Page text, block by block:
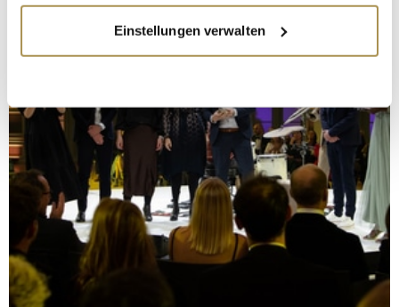
Informationen über Ihre geografische Lage
erfassen, welche bis auf einige Meter genau sein
bestimmten Merkmalen (Fingerprinting) identifizieren
Erfahren Sie mehr darüber, wie Ihre persönlichen Daten
verarbeitet werden, und legen Sie Ihre Präferenzen im
Abschnitt Einzelheitenfest.
Wir verwenden Cookies, um Inhalte und Anzeigen zu
personalisieren, Funktionen für soziale Medien anbieten
zu können und die Zugriffe auf unsere Website zu
analysieren. Außerdem geben wir Informationen zu Ihrer
Einstellungen verwalten